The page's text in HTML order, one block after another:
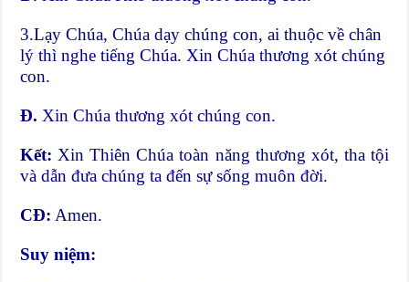
3.Lạy Chúa, Chúa dạy chúng con, ai thuộc về chân
lý thì nghe tiếng Chúa. Xin Chúa thương xót chúng
con.
Đ. Xin Chúa thương xót chúng con.
Kết: Xin Thiên Chúa toàn năng thương xót, tha tội
và dẫn đưa chúng ta đến sự sống muôn đời.
CĐ: Amen.
Suy niệm: